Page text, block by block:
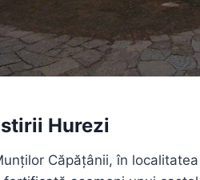
Hurezi
Căpățânii, în